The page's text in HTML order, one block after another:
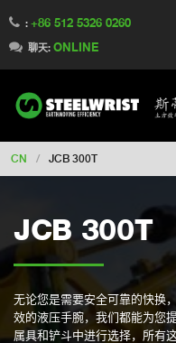
: +86 512 5326 0260
聊天: ONLINE
Switch to France
Switch to Finland
Switch to Denmark
Switch to Australia
CN / JCB 300T
JCB 300T
无论您是需要安全可靠的快换
效的液压手腕，我们都能为您
属具和铲斗中进行选择，所有